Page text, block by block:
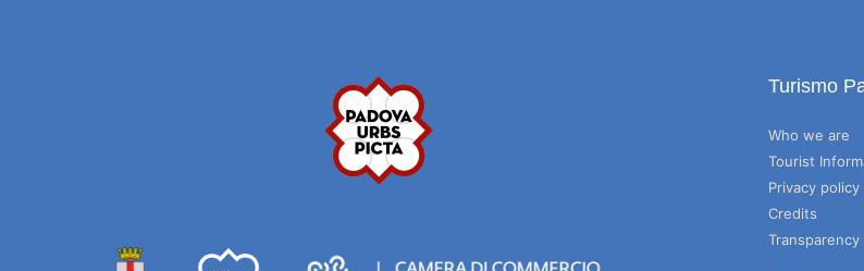
Turismo
Who we are
Tourist
Privacy policy
Credits
Transparency